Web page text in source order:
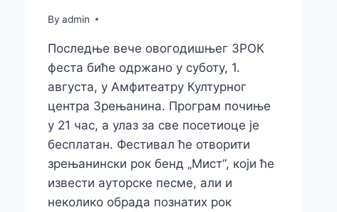
By admin
Последње вече овогодишњег ЗРОК
феста биће одржано у суботу, 1.
августа, у Амфитеатру Културног
центра Зрењанина. Програм почиње
у 21 час, а улаз за све посетиоце је
бесплатан. Фестивал ће отворити
зрењанински рок бенд „Мист“, који ће
извести ауторске песме, али и
неколико обрада познатих рок